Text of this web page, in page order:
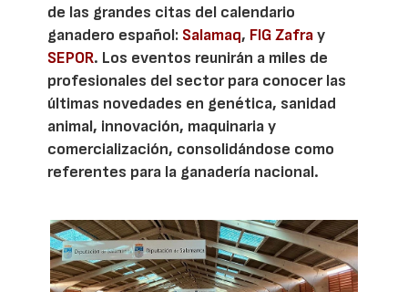
de las grandes citas del calendario
ganadero español: Salamaq, FIG Zafray
SEPOR. Los eventos reunirán a miles de
profesionales del sector para conocer las
últimas novedades en genética, sanidad
animal, innovación, maquinaria y
comercialización, consolidándose como
referentes para la ganadería nacional.